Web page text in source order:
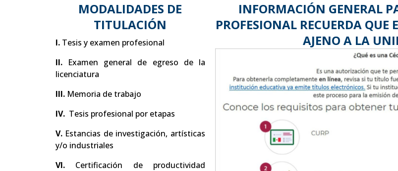
MODALIDADES DE
TITULACIÓN
I. Tesis y examen profesional
II. Examen general de egreso de la
licenciatura
III. Memoria de trabajo
IV. Tesis profesional por etapas
V. Estancias de investigación, artísticas
y/o industriales
VI. Certificación de productividad
INFORMACIÓN GENERAL
PROFESIONAL RECUERDA
AJENO A LA